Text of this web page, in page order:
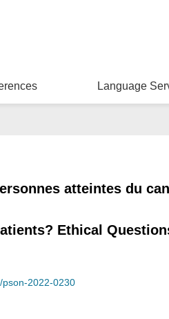
Language
atteintes du
Ethical
2022-0230